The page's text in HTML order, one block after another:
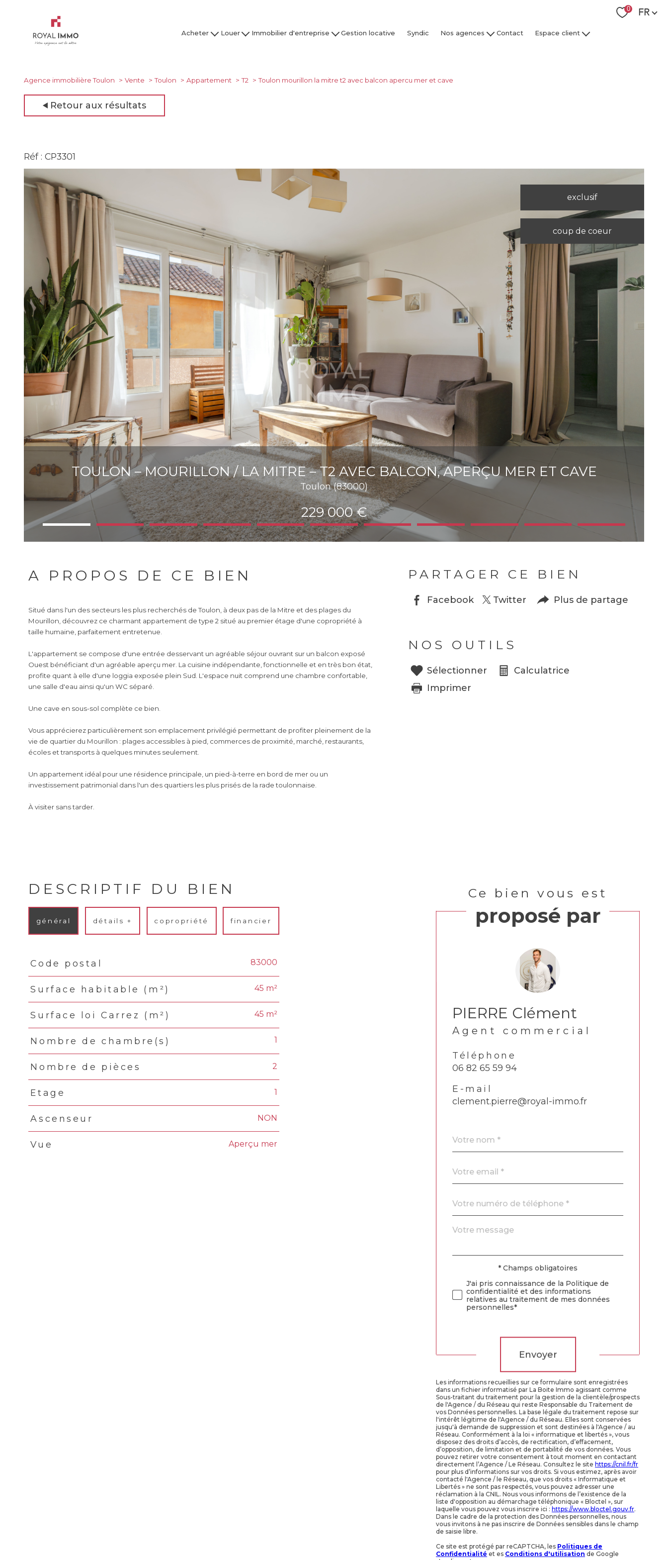
0 FR
Acheter
Studio
Louer
Studio
Immobilier d'entreprise
Vendre / Faire Gérer
Gestion locative Syndic Nos agences Contact Espace client
Agence immobilière Toulon
Vente Toulon Appartement T2 Toulon mourillon la mitre t2 avec balcon apercu mer et cave
Retour aux résultats
Réf : CP3301
exclusif
coup de coeur
TOULON – MOURILLON / LA MITRE – T2 AVEC BALCON, APERÇU MER ET CAVE
Toulon (83000)
229 000 €
A PROPOS DE CE BIEN
Situé dans l'un des secteurs les plus recherchés de Toulon, à deux pas de la Mitre et des plages du
Mourillon, découvrez ce charmant appartement de type 2 situé au premier étage d'une copropriété à
taille humaine, parfaitement entretenue.
L'appartement se compose d'une entrée desservant un agréable séjour ouvrant sur un balcon exposé
Ouest bénéficiant d'un agréable aperçu mer. La cuisine indépendante, fonctionnelle et en très bon état,
profite quant à elle d'une loggia exposée plein Sud. L'espace nuit comprend une chambre confortable,
une salle d'eau ainsi qu'un WC séparé.
Une cave en sous-sol complète ce bien.
Vous apprécierez particulièrement son emplacement privilégié permettant de profiter pleinement de la
vie de quartier du Mourillon : plages accessibles à pied, commerces de proximité, marché, restaurants,
écoles et transports à quelques minutes seulement.
Un appartement idéal pour une résidence principale, un pied-à-terre en bord de mer ou un
investissement patrimonial dans l'un des quartiers les plus prisés de la rade toulonnaise.
À visiter sans tarder.
PARTAGER CE BIEN
Facebook Twitter Plus de partage
NOS OUTILS
Sélectionner
Calculatrice
Imprimer
DESCRIPTIF DU BIEN
général détails + copropriété financier
TRAD_PAMPERO_Caracteristique
Code postal 83000
Surface habitable (m²) 45 m²
Surface loi Carrez (m²) 45 m²
Nombre de chambre(s) 1
Nombre de pièces 2
Etage 1
Ascenseur NON
Vue Aperçu mer
Ce bien vous est
proposé par
PIERRE Clément
Agent commercial
Téléphone
06 82 65 59 94
E-mail
clement.pierre@royal-immo.fr
par
*
*
*
Fieldset
défaut
Message
*
Validation* Champs obligatoires
J'ai pris connaissance de la Politique de
confidentialité et des informations
relatives au traitement de mes données
personnelles*
Envoyer
Les informations recueillies sur ce formulaire sont enregistrées
dans un fichier informatisé par La Boite Immo agissant comme
Sous-traitant du traitement pour la gestion de la clientèle/prospects
de l'Agence / du Réseau qui reste Responsable du Traitement de
vos Données personnelles. La base légale du traitement repose sur
l'intérêt légitime de l'Agence / du Réseau. Elles sont conservées
jusqu'à demande de suppression et sont destinées à l'Agence / au
Réseau. Conformément à la loi « informatique et libertés », vous
disposez des droits d’accès, de rectification, d’effacement,
d’opposition, de limitation et de portabilité de vos données. Vous
pouvez retirer votre consentement à tout moment en contactant
directement l’Agence / Le Réseau. Consultez le site https://cnil.fr/fr
pour plus d’informations sur vos droits. Si vous estimez, après avoir
contacté l'Agence / le Réseau, que vos droits « Informatique et
Libertés » ne sont pas respectés, vous pouvez adresser une
réclamation à la CNIL. Nous vous informons de l’existence de la
liste d'opposition au démarchage téléphonique « Bloctel », sur
laquelle vous pouvez vous inscrire ici : https://www.bloctel.gouv.fr.
Dans le cadre de la protection des Données personnelles, nous
vous invitons à ne pas inscrire de Données sensibles dans le champ
de saisie libre.
Ce site est protégé par reCAPTCHA, les Politiques de
Confidentialité et es Conditions d'utilisation de Google